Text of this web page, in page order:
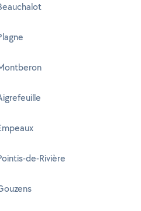
de-Rivière